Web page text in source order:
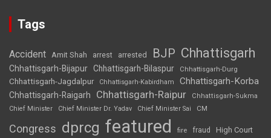
Tags
Accident Amit Shah arrest arrested BJP Chhattisgarh
Chhattisgarh-Bijapur Chhattisgarh-Bilaspur Chhattisgarh-Durg
Chhattisgarh-Jagdalpur Chhattisgarh-Kabirdham Chhattisgarh-Korba
Chhattisgarh-Raigarh Chhattisgarh-Raipur
Chhattisgarh-Sukma
Chief Minister
Chief Minister Dr. Yadav Chief Minister Sai CM
Congress dprcg featured fire fraud High Court